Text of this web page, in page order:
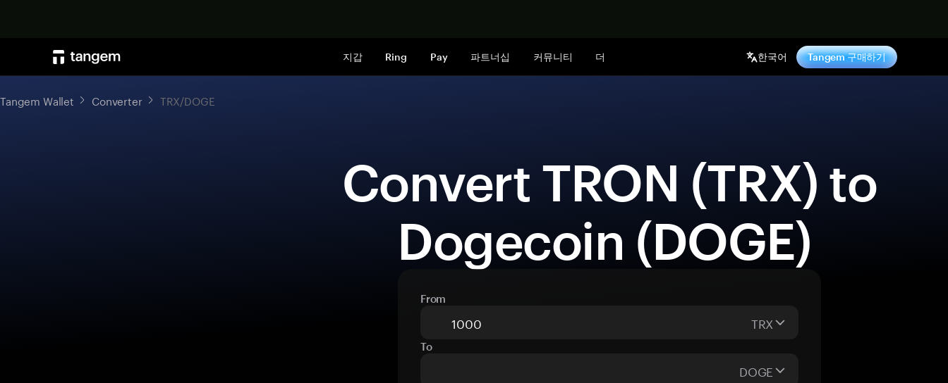
지갑 Ring Pay 파트너십 커뮤니티 더 한국어 Tangem 구매하기
Tangem Wallet Converter TRX/DOGE
Dogecoin (DOGE)
From
TRX
To
DOGE